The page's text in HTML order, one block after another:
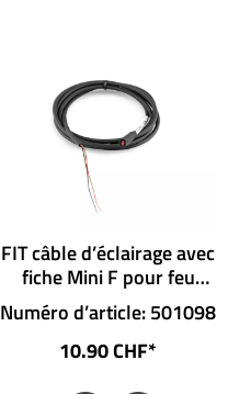
FIT câble d’éclairage avec
fiche Mini F pour feu
arrière sans fiche
Numéro d’article: 501098
10.90 CHF*